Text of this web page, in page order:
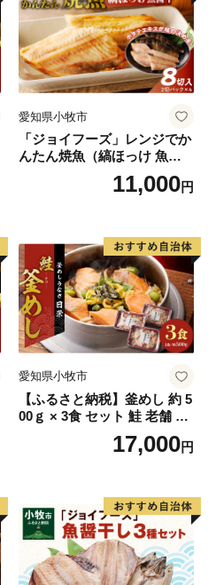
愛知県小牧市
「ジョイフーズ」レンジでか
んたん焼魚（縞ほっけ 魚醤
11,000円
愛知県小牧市
【ふるさと納税】釜めし 約 5
00ｇ × 3食 セット 鮭 老舗 急
速冷凍 レンチン 時短 簡単調
理 食品 加工品 海鮮 手作り
り寄せグルメ 愛知県 小牧市
送料無料
17,000円